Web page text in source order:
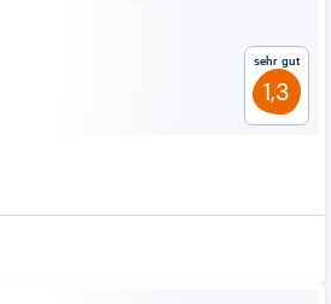
Sehr gut
1,3